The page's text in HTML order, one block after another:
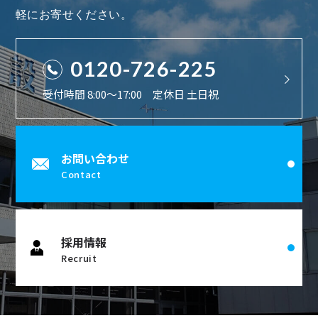
軽にお寄せください。
0120-726-225
受付時間 8:00〜17:00 定休日 土日祝
お問い合わせ
Contact
採用情報
Recruit